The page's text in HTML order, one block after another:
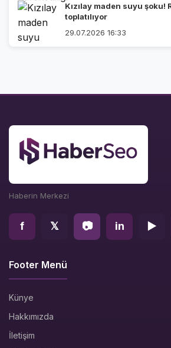
Kızılay maden suyu şoku!
toplatılıyor
29.07.2026 16:33
Haberin Merkezi
f 𝕏 📷 in ▶
Footer Menü
Künye
Hakkımızda
İletişim